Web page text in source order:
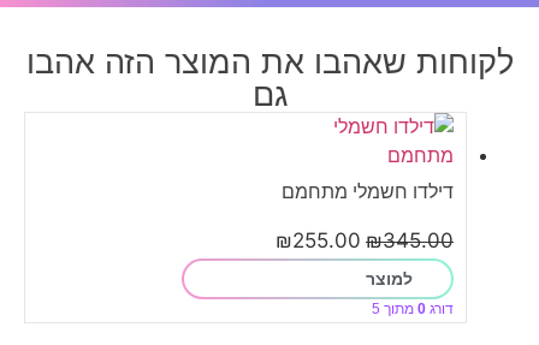
לקוחות שאהבו את המוצר הזה אהבו
גם
דילדו חשמלי מתחמם
₪345.00
₪255.00
למוצר
דורג 0 מתוך 5